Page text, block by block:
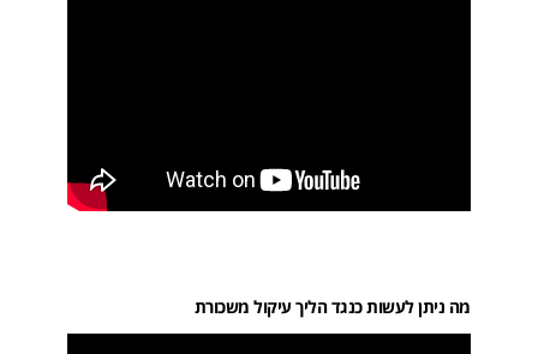
מה ניתן לעשות כנגד הליך עיקול משכורת